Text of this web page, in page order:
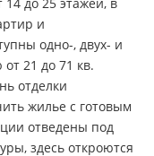
и
одно-, двух- и
21 до 71 кв.
отделки
жилье с готовым
отведены под
здесь откроются